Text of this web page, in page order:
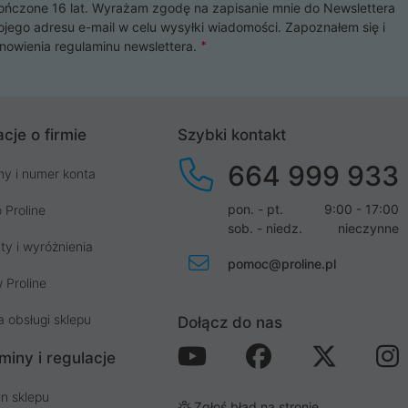
16 lat. Wyrażam zgodę na zapisanie mnie do Newslettera
adresu e-mail w celu wysyłki wiadomości. Zapoznałem się i
regulaminu newslettera.
o firmie
i numer konta
Proline
i wyróżnienia
Proline
obsługi sklepu
i regulacje
sklepu
Szybki kontakt
664 999 933
pon. - pt.
9:00 - 17:00
sob. - niedz.
nieczynne
pomoc@proline.pl
Dołącz do nas